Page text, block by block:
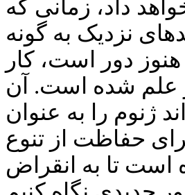
داد، زمانی که
نزدیک به گونه
دور است، کار
علم شده است. آن
ژنوم را به عنوان
حفاظت از تنوع
است تا به انقراض